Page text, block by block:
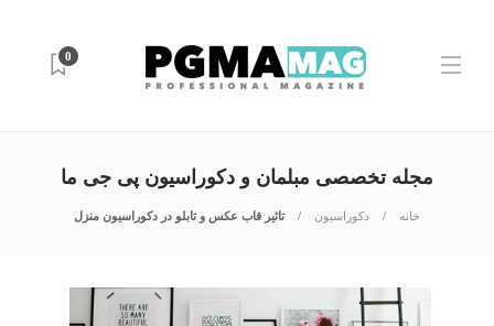
0
مجله تخصصی مبلمان و دکوراسیون پی جی ما
خانه دکوراسیون تاثیر قاب عکس و تابلو در دکوراسیون منزل